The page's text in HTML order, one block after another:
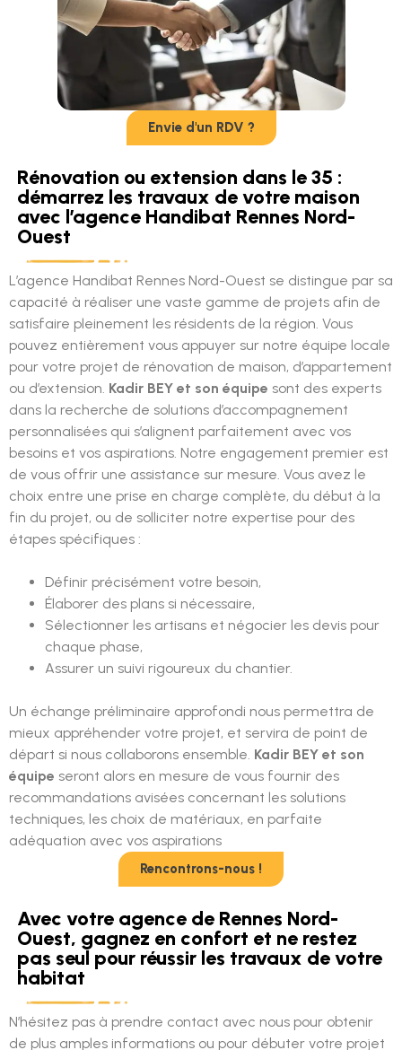
Envie d'un RDV ?
Rénovation ou extension dans le 35 :
démarrez les travaux de votre maison
avec l’agence Handibat Rennes Nord-
Ouest
L’agence Handibat Rennes Nord-Ouest se distingue par sa
capacité à réaliser une vaste gamme de projets afin de
satisfaire pleinement les résidents de la région. Vous
pouvez entièrement vous appuyer sur notre équipe locale
pour votre projet de rénovation de maison, d’appartement
ou d’extension. Kadir BEY et son équipe sont des experts
dans la recherche de solutions d’accompagnement
personnalisées qui s’alignent parfaitement avec vos
besoins et vos aspirations. Notre engagement premier est
de vous offrir une assistance sur mesure. Vous avez le
choix entre une prise en charge complète, du début à la
fin du projet, ou de solliciter notre expertise pour des
étapes spécifiques :
Définir précisément votre besoin,
Élaborer des plans si nécessaire,
Sélectionner les artisans et négocier les devis pour
chaque phase,
Assurer un suivi rigoureux du chantier.
Un échange préliminaire approfondi nous permettra de
mieux appréhender votre projet, et servira de point de
départ si nous collaborons ensemble. Kadir BEY et son
équipe seront alors en mesure de vous fournir des
recommandations avisées concernant les solutions
techniques, les choix de matériaux, en parfaite
adéquation avec vos aspirations
Rencontrons-nous !
Avec votre agence de Rennes Nord-
Ouest, gagnez en confort et ne restez
pas seul pour réussir les travaux de votre
habitat
N’hésitez pas à prendre contact avec nous pour obtenir
de plus amples informations ou pour débuter votre projet